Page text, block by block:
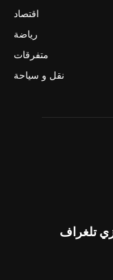
اقتصاد
رياضة
متفرقات
نقل و سياحة